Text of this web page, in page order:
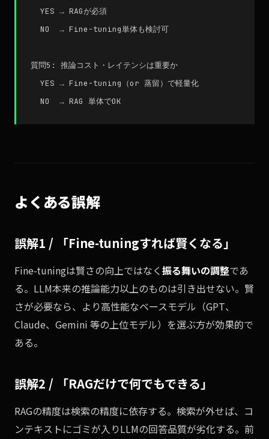
  YES → RAGが必須
  NO  → Fine-tuning単体も検討可
質問5: 推論コスト・レイテンシは重要か
  YES → Fine-tuning（or 蒸留）で軽量化
よくある誤解
誤解1 / 「Fine-tuningすれば賢くなる」
Fine-tuningは賢さの向上ではなく振る舞いの調整であ
る。LLM本来の推論能力以上のものは引き出せない。賢
さが必要なら、より高性能なベースモデル（GPT、
Claude、Gemini 等の上位モデル）を選ぶ方が効果的で
ある。
誤解2 / 「RAGだけで何でもできる」
RAGの精度は検索の精度に依存する。検索が外せば、コ
ンテキストにゴミが入りLLMの回答品質が劣化する。前